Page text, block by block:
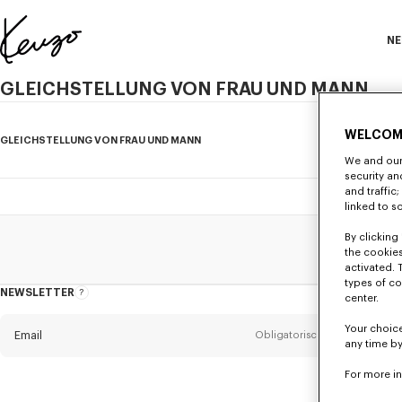
Offizielle
Website
GLEICHSTELLUNG VON FRAU UND MANN
GLEICHSTELLUNG VON FRAU UND MANN
KENZO unterstützt die Initiative der Regierung für die Gleichstellung von Frau
Dieses Ergebnis spiegelt das Engagement der KENZO Teams wieder, um eine
KENZO ist entschlossen, seine Verbesserungsmaßnahmen fortzusetzen und
NEWSLETTER
Über
Email Obligatorisch
We and
security
and traffic;
linked to
By
the
activated.
types of
center.
Your
any time
For more